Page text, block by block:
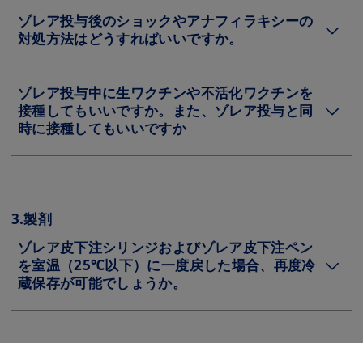
ゾレア投与後のショックやアナフィラキシーの
対処方法はどうすればいいですか。
ゾレア投与中に生ワクチンや不活化ワクチンを
接種してもいいですか。また、ゾレア投与と同
時に接種してもいいですか
3.製剤
ゾレア皮下注シリンジおよびゾレア皮下注ペン
を室温（25℃以下）に一度戻した場合、再度冷
蔵保存が可能でしょうか。